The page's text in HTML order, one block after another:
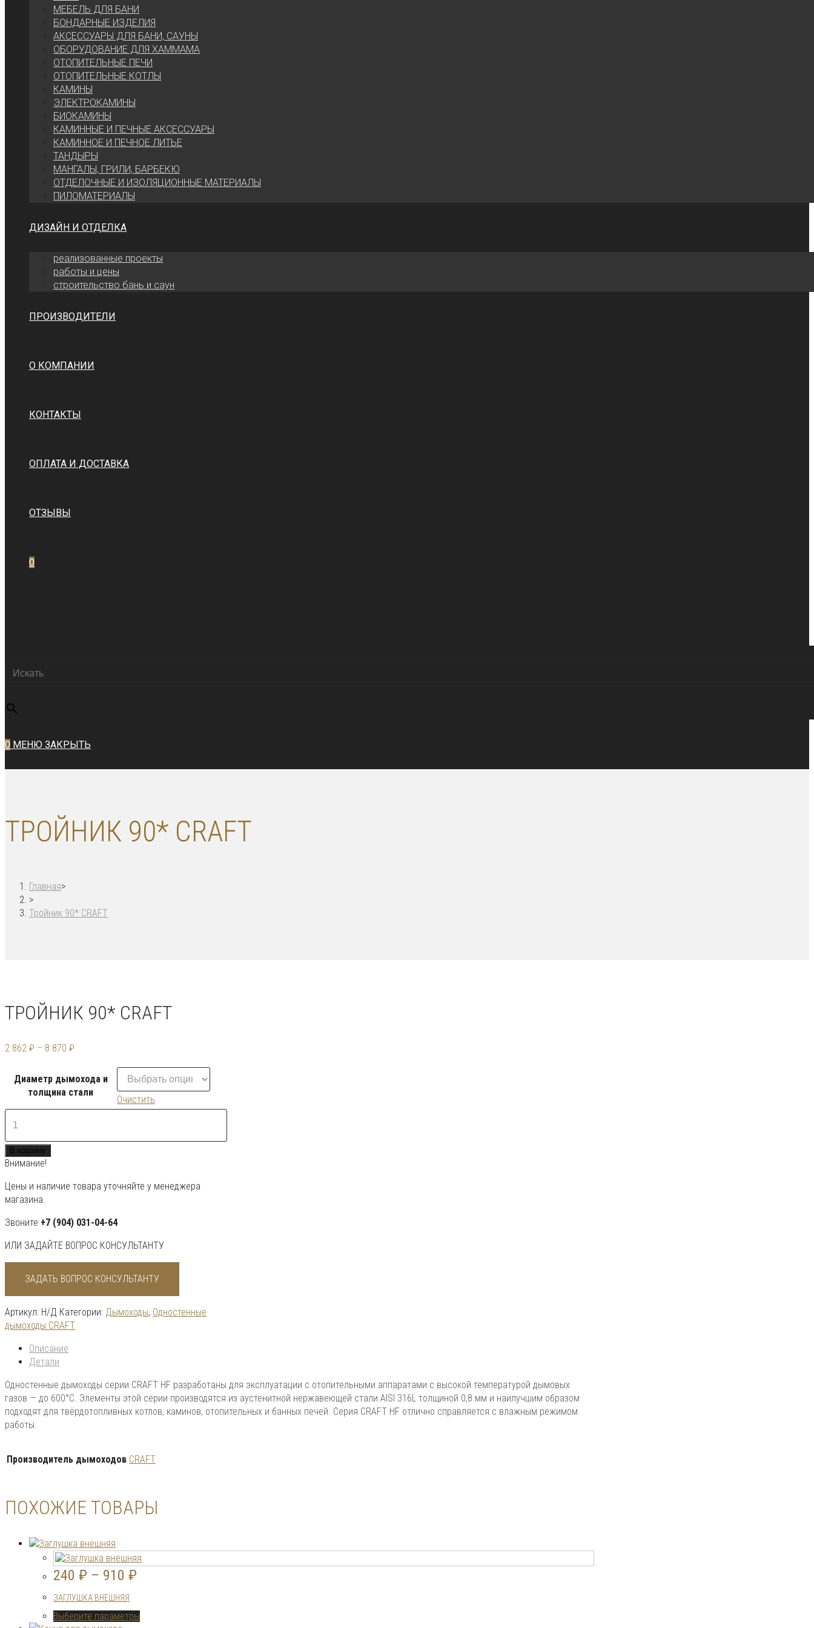
МЕБЕЛЬ ДЛЯ БАНИ
БОНДАРНЫЕ ИЗДЕЛИЯ
АКСЕССУАРЫ ДЛЯ БАНИ, САУНЫ
ОБОРУДОВАНИЕ ДЛЯ ХАММАМА
ОТОПИТЕЛЬНЫЕ ПЕЧИ
ОТОПИТЕЛЬНЫЕ КОТЛЫ
КАМИНЫ
ЭЛЕКТРОКАМИНЫ
БИОКАМИНЫ
КАМИННЫЕ И ПЕЧНЫЕ АКСЕССУАРЫ
КАМИННОЕ И ПЕЧНОЕ ЛИТЬЕ
ТАНДЫРЫ
МАНГАЛЫ, ГРИЛИ, БАРБЕКЮ
ОТДЕЛОЧНЫЕ И ИЗОЛЯЦИОННЫЕ МАТЕРИАЛЫ
ПИЛОМАТЕРИАЛЫ
ДИЗАЙН И ОТДЕЛКА
реализованные проекты
работы и цены
cтроительство бань и саун
ПРОИЗВОДИТЕЛИ
О КОМПАНИИ
КОНТАКТЫ
ОПЛАТА И ДОСТАВКА
ОТЗЫВЫ
0
0 МЕНЮ ЗАКРЫТЬ
ТРОЙНИК 90* CRAFT
Главная>
>
Тройник 90* CRAFT
ТРОЙНИК 90* CRAFT
2 862 ₽ – 8 870 ₽
Диаметр дымохода и
толщина стали
Очистить
Количество
товара
Тройник
90*
CRAFT
В корзину
Внимание!
Цены и наличие товара уточняйте у менеджера
магазина.
Звоните +7 (904) 031-04-64
ИЛИ ЗАДАЙТЕ ВОПРОС КОНСУЛЬТАНТУ
ЗАДАТЬ ВОПРОС КОНСУЛЬТАНТУ
Артикул: Н/Д Категории: Дымоходы, Одностенные
дымоходы CRAFT
Описание
Детали
Одностенные дымоходы серии CRAFT HF разработаны для эксплуатации с отопительными аппаратами с высокой температурой дымовых
газов — до 600°С. Элементы этой серии производятся из аустенитной нержавеющей стали AISI 316L толщиной 0,8 мм и наилучшим образом
подходят для твёрдотопливных котлов, каминов, отопительных и банных печей. Серия CRAFT HF отлично справляется с влажным режимом
работы.
Производитель дымоходов CRAFT
ПОХОЖИЕ ТОВАРЫ
240 ₽ – 910 ₽
ЗАГЛУШКА ВНЕШНЯЯ
Выберите параметры